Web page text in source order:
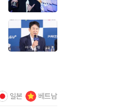
일본 베트남